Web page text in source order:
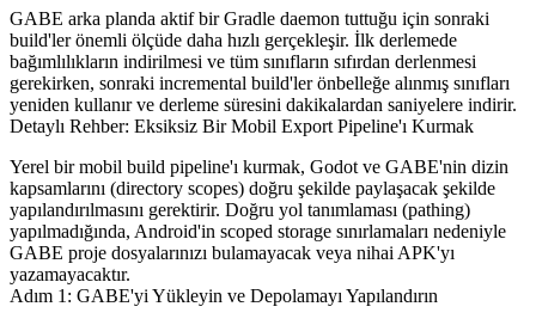
GABE arka planda aktif bir Gradle daemon tuttuğu için sonraki
build'ler önemli ölçüde daha hızlı gerçekleşir. İlk derlemede
bağımlılıkların indirilmesi ve tüm sınıfların sıfırdan derlenmesi
gerekirken, sonraki incremental build'ler önbelleğe alınmış sınıfları
yeniden kullanır ve derleme süresini dakikalardan saniyelere indirir.
Detaylı Rehber: Eksiksiz Bir Mobil Export Pipeline'ı Kurmak
Yerel bir mobil build pipeline'ı kurmak, Godot ve GABE'nin dizin
kapsamlarını (directory scopes) doğru şekilde paylaşacak şekilde
yapılandırılmasını gerektirir. Doğru yol tanımlaması (pathing)
yapılmadığında, Android'in scoped storage sınırlamaları nedeniyle
GABE proje dosyalarınızı bulamayacak veya nihai APK'yı
yazamayacaktır.
Adım 1: GABE'yi Yükleyin ve Depolamayı Yapılandırın